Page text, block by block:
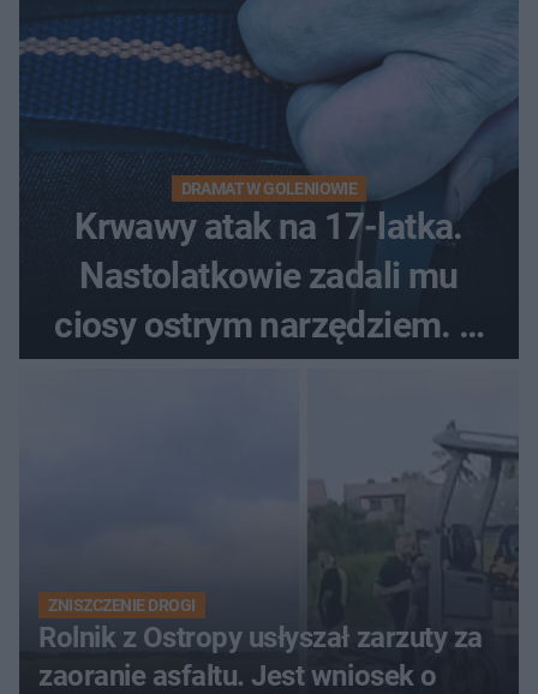
DRAMAT W GOLENIOWIE
Krwawy atak na 17-latka.
Nastolatkowie zadali mu
ciosy ostrym narzędziem. O
ich losach zdecyduje sąd
ZNISZCZENIE DROGI
Rolnik z Ostropy usłyszał zarzuty za
zaoranie asfaltu. Jest wniosek o